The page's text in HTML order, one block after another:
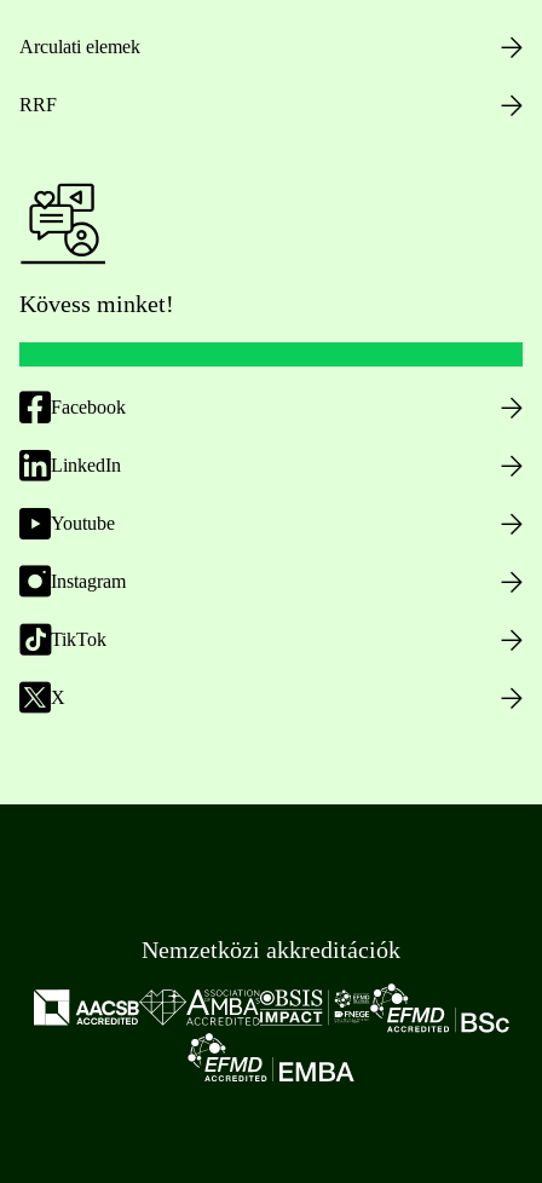
Arculati elemek
RRF
Kövess minket!
Facebook
LinkedIn
Youtube
Instagram
TikTok
X
Nemzetközi akkreditációk